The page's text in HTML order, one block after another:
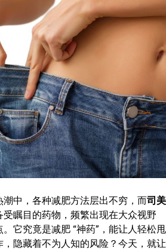
中，各种减肥方法层出不穷，而司美
瞩目的药物，频繁出现在大众视野
它究竟是减肥 “神药”，能让人轻松甩
隐藏着不为人知的风险？今天，就让